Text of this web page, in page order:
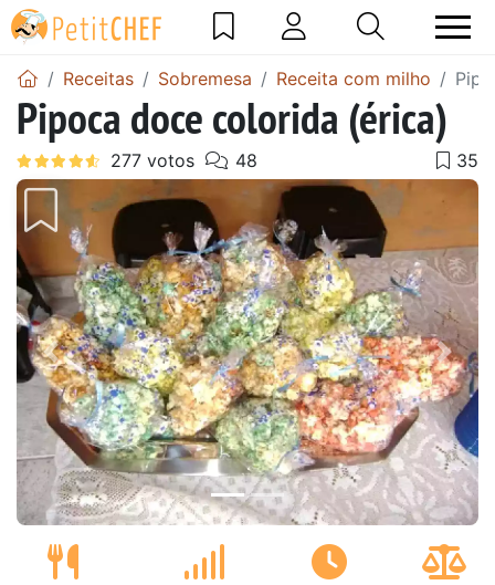
Receitas Sobremesa Receita com milho
Pipoca doce colorida (érica)
Anterior Next